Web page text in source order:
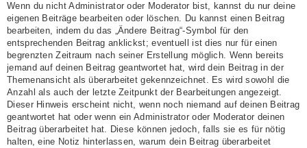
Wenn du nicht Administrator oder Moderator bist, kannst du nur deine
eigenen Beiträge bearbeiten oder löschen. Du kannst einen Beitrag
bearbeiten, indem du das „Ändere Beitrag“-Symbol für den
entsprechenden Beitrag anklickst; eventuell ist dies nur für einen
begrenzten Zeitraum nach seiner Erstellung möglich. Wenn bereits
jemand auf deinen Beitrag geantwortet hat, wird dein Beitrag in der
Themenansicht als überarbeitet gekennzeichnet. Es wird sowohl die
Anzahl als auch der letzte Zeitpunkt der Bearbeitungen angezeigt.
Dieser Hinweis erscheint nicht, wenn noch niemand auf deinen Beitrag
geantwortet hat oder wenn ein Administrator oder Moderator deinen
Beitrag überarbeitet hat. Diese können jedoch, falls sie es für nötig
halten, eine Notiz hinterlassen, warum dein Beitrag überarbeitet